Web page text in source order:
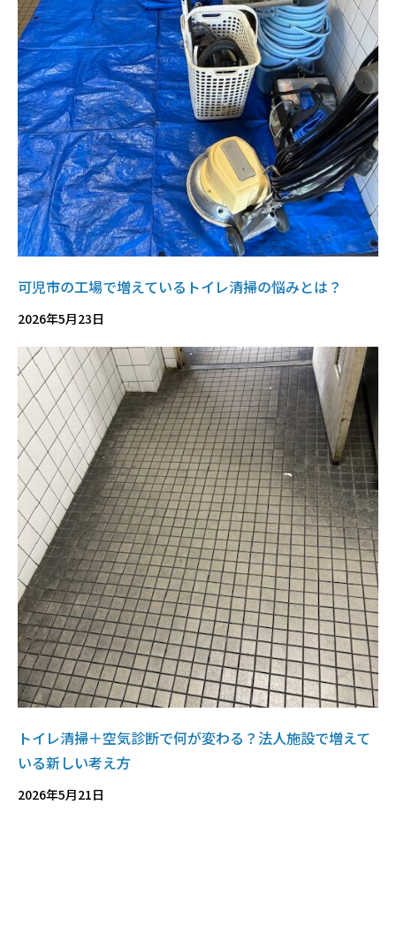
可児市の工場で増えているトイレ清掃の悩みとは？
2026年5月23日
トイレ清掃＋空気診断で何が変わる？法人施設で増えて
いる新しい考え方
2026年5月21日